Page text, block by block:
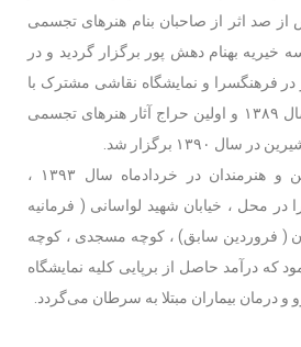
از صد اثر از صاحبان بنام هنرهای تجسمی
بهنام دهش پور برگزار گردید و در
در فرهنگسرا و نمایشگاه نقاشی مشترک با
موسسه خیریه محک در سال ۱۳۸۹ و اولین حراج آثار هنرهای تجسمی
۱۳۹۰ برگزار شد.
با توجه به استقبال خیرین و هنرمندان در خردادماه سال ١٣٩٣ ،
در محل ، خیابان شهید لواسانی ( فرمانیه
( فروردین سابق) ، کوچه مسجدی ، کوچه
۱۳ افتتاح نمود که درآمد حاصل از برپایی کلیه نمایشگاه
درمان بیماران مبتلا به سرطان می‌گردد.